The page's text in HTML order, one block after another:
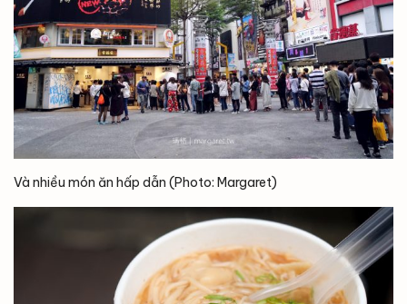
Và nhiều món ăn hấp dẫn (Photo: Margaret)